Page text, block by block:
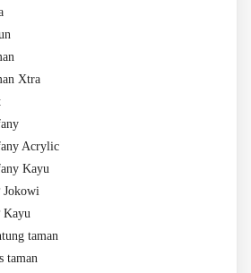
Xtra
Acrylic
Kayu
Kayu
taman
taman